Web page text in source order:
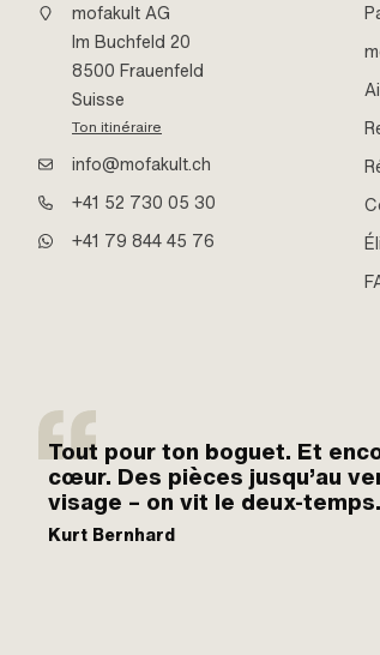
mofakult AG
Im Buchfeld 20
8500 Frauenfeld
Suisse
Ton itinéraire
info@mofakult.ch
+41 52 730 05 30
+41 79 844 45 76
Tout pour ton boguet. Et
cœur. Des pièces jusqu’au
visage – on vit le deux-temps.
Kurt Bernhard